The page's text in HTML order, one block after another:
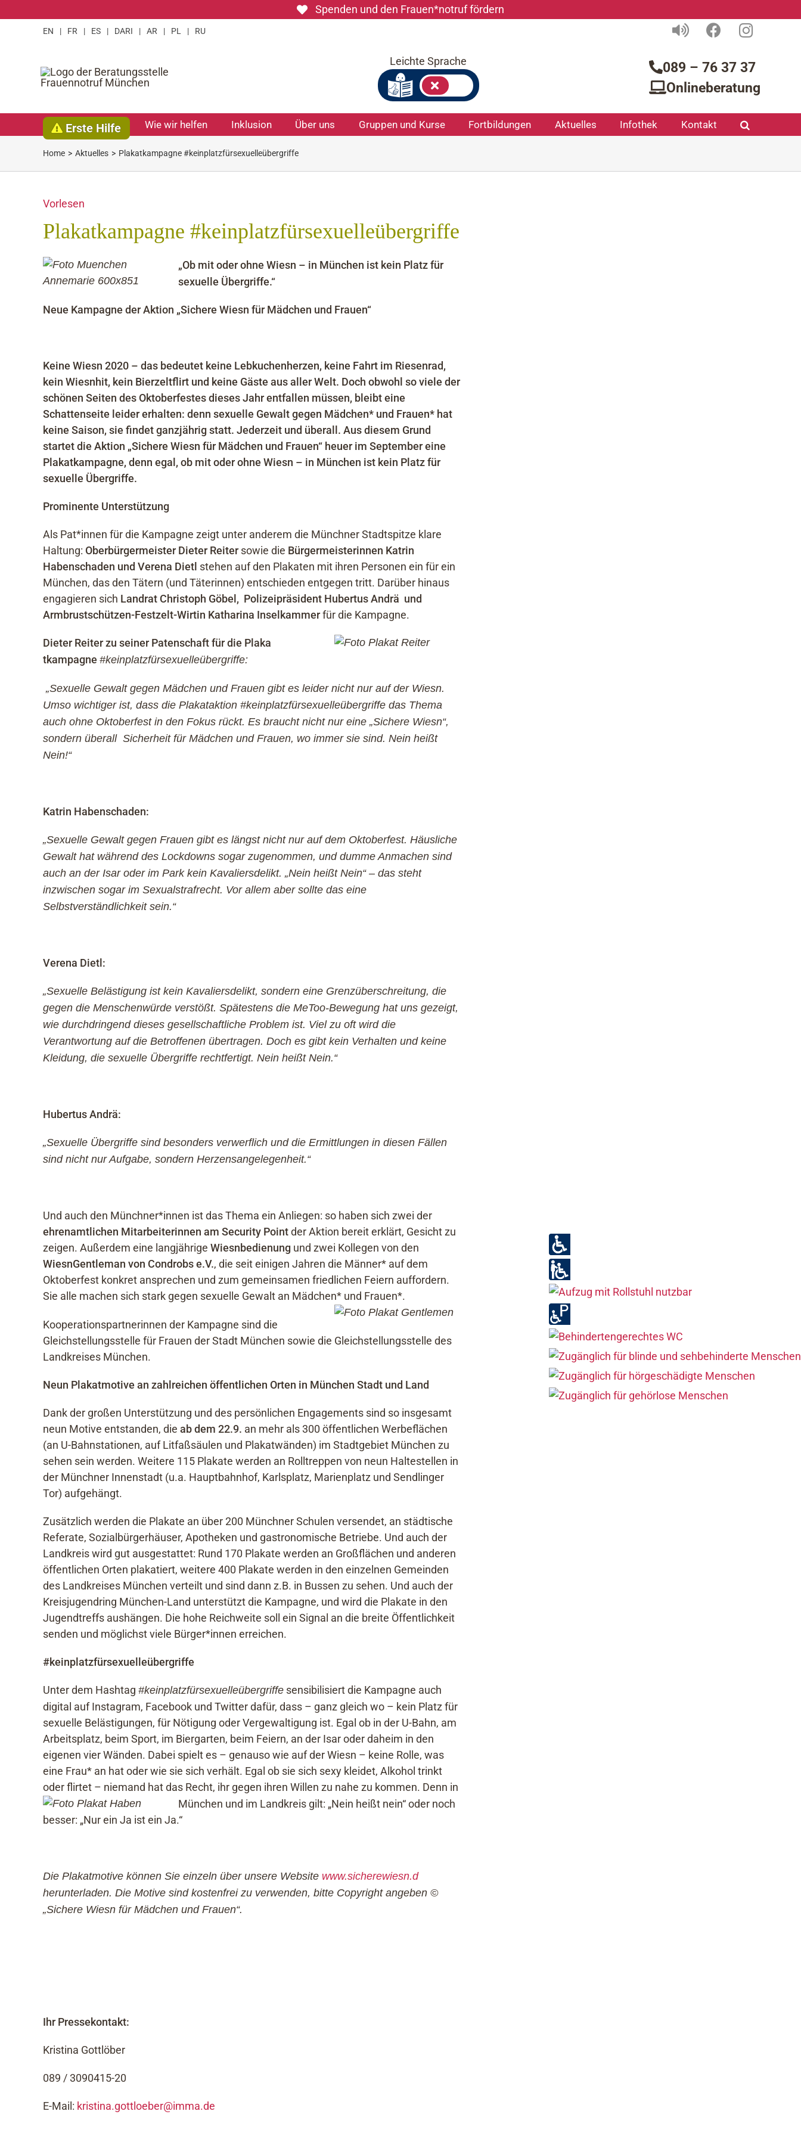
Spenden und den Frauen*notruf fördern
EN | FR | ES | DARI | AR | PL | RU
Leichte Sprache
089 – 76 37 37
Onlineberatung
Erste Hilfe Wie wir helfen Inklusion Über uns Gruppen und Kurse Fortbildungen Aktuelles Infothek Kontakt
Home Aktuelles Plakatkampagne #keinplatzfürsexuelleübergriffe
Vorlesen
Plakatkampagne #keinplatzfürsexuelleübergriffe
„Ob mitoder ohne Wiesn – in München ist kein Platz für
sexuelle Übergriffe.“
Neue Kampagne der Aktion „Sichere Wiesn für Mädchen und Frauen“
Keine Wiesn 2020 – das bedeutet keine Lebkuchenherzen, keine Fahrt im Riesenrad,
kein Wiesnhit, kein Bierzeltflirt und keine Gäste aus aller Welt. Doch obwohl so viele der
schönen Seiten des Oktoberfestes dieses Jahr entfallen müssen, bleibt eine
Schattenseite leider erhalten: denn sexuelle Gewalt gegen Mädchen* und Frauen* hat
keine Saison, sie findet ganzjährig statt. Jederzeit und überall. Aus diesem Grund
startet die Aktion „Sichere Wiesn für Mädchen und Frauen“ heuer im September eine
Plakatkampagne, denn egal, ob mit oder ohne Wiesn – in München ist kein Platz für
sexuelle Übergriffe.
Prominente Unterstützung
Als Pat*innen für die Kampagne zeigt unter anderem die Münchner Stadtspitze klare
Haltung: Oberbürgermeister Dieter Reitersowie die Bürgermeisterinnen Katrin
Habenschaden und Verena Dietl stehen auf den Plakaten mit ihren Personen ein für ein
München, das den Tätern (und Täterinnen) entschieden entgegen tritt. Darüber hinaus
engagieren sich Landrat Christoph Göbel, Polizeipräsident Hubertus Andrä und
Armbrustschützen-Festzelt-Wirtin Katharina Inselkammerfür die Kampagne.
Dieter Reiter zu seiner Patenschaft für die Plaka
tkampagne #keinplatzfürsexuelleübergriffe:
„Sexuelle Gewalt gegen Mädchen und Frauen gibt es leider nicht nur auf der Wiesn.
Umso wichtiger ist, dass die Plakataktion #keinplatzfürsexuelleübergriffe das Thema
auch ohne Oktoberfest in den Fokus rückt. Es braucht nicht nur eine „Sichere Wiesn“,
sondern überall Sicherheit für Mädchen und Frauen, wo immer sie sind. Nein heißt
Nein!“
Katrin Habenschaden:
„Sexuelle Gewalt gegen Frauen gibt es längst nicht nur auf dem Oktoberfest. Häusliche
Gewalt hat während des Lockdowns sogar zugenommen, und dumme Anmachen sind
auch an der Isar oder im Park kein Kavaliersdelikt. „Nein heißt Nein“ – das steht
inzwischen sogar im Sexualstrafrecht. Vor allem aber sollte das eine
Selbstverständlichkeit sein.“
Verena Dietl:
„Sexuelle Belästigung ist kein Kavaliersdelikt, sondern eine Grenzüberschreitung, die
gegen die Menschenwürde verstößt. Spätestens die MeToo-Bewegung hat uns gezeigt,
wie durchdringend dieses gesellschaftliche Problem ist. Viel zu oft wird die
Verantwortung auf die Betroffenen übertragen. Doch es gibt kein Verhalten und keine
Kleidung, die sexuelle Übergriffe rechtfertigt. Nein heißt Nein.“
Hubertus Andrä:
„Sexuelle Übergriffe sind besonders verwerflich und die Ermittlungen in diesen Fällen
sind nicht nur Aufgabe, sondern Herzensangelegenheit.“
Und auch den Münchner*innen ist das Thema ein Anliegen: so haben sich zwei der
ehrenamtlichen Mitarbeiterinnen am Security Pointder Aktion bereit erklärt, Gesicht zu
zeigen. Außerdem eine langjährige Wiesnbedienung und zwei Kollegen von den
WiesnGentleman von Condrobs e.V., die seit einigen Jahren die Männer* auf dem
Oktoberfest konkret ansprechen und zum gemeinsamen friedlichen Feiern auffordern.
Sie alle machen sich stark gegen sexuelle Gewalt an Mädchen* und Frauen*.
Kooperationspartnerinnen der Kampagne sind die
Gleichstellungsstelle für Frauen der Stadt München sowie die Gleichstellungsstelle des
Landkreises München.
Neun Plakatmotive an zahlreichen öffentlichen Orten in München Stadt und Land
Dank der großen Unterstützung und des persönlichen Engagements sind so insgesamt
neun Motive entstanden, die ab dem 22.9. an mehr als 300 öffentlichen Werbeflächen
(an U-Bahnstationen, auf Litfaßsäulen und Plakatwänden) im Stadtgebiet München zu
sehen sein werden. Weitere 115 Plakate werden an Rolltreppen von neun Haltestellen in
der Münchner Innenstadt (u.a. Hauptbahnhof, Karlsplatz, Marienplatz und Sendlinger
Tor) aufgehängt.
Zusätzlich werden die Plakate an über 200 Münchner Schulen versendet, an städtische
Referate, Sozialbürgerhäuser, Apotheken und gastronomische Betriebe. Und auch der
Landkreis wird gut ausgestattet: Rund 170 Plakate werden an Großflächen und anderen
öffentlichen Orten plakatiert, weitere 400 Plakate werden in den einzelnen Gemeinden
des Landkreises München verteilt und sind dann z.B. in Bussen zu sehen. Und auch der
Kreisjugendring München-Land unterstützt die Kampagne, und wird die Plakate in den
Jugendtreffs aushängen. Die hohe Reichweite soll ein Signal an die breite Öffentlichkeit
senden und möglichst viele Bürger*innen erreichen.
#keinplatzfürsexuelleübergriffe
Unter dem Hashtag #keinplatzfürsexuelleübergriffesensibilisiert die Kampagne auch
digital auf Instagram, Facebook und Twitter dafür, dass – ganz gleich wo – kein Platz für
sexuelle Belästigungen, für Nötigung oder Vergewaltigung ist. Egal ob in der U-Bahn, am
Arbeitsplatz, beim Sport, im Biergarten, beim Feiern, an der Isar oder daheim in den
eigenen vier Wänden. Dabei spielt es – genauso wie auf der Wiesn – keine Rolle, was
eine Frau* an hat oder wie sie sich verhält. Egal ob sie sich sexy kleidet, Alkohol trinkt
oder flirtet – niemand hat das Recht, ihr gegen ihren Willen zu nahe zu kommen. Denn in
München und im Landkreis gilt: „Nein heißt nein“ oder noch
besser: „Nur ein Ja ist ein Ja.“
Die Plakatmotive können Sie einzeln über unsere Website www.sicherewiesn.d
herunterladen. Die Motive sind kostenfrei zu verwenden, bitte Copyright angeben ©
„Sichere Wiesn für Mädchen und Frauen“.
Ihr Pressekontakt:
Kristina Gottlöber
089 / 3090415-20
E-Mail: kristina.gottloeber@imma.de